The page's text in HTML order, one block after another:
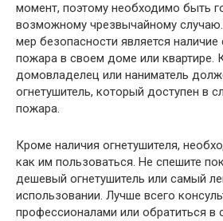
момент, поэтому необходимо быть
возможному чрезвычайному
мер безопасности является
пожара в своем доме или квартире.
домовладелец или наниматель
огнетушитель, который доступен в
пожара.
Кроме наличия огнетушителя,
как им пользоваться. Не спешите
дешевый огнетушитель или самый
использовании. Лучше всего
профессионалами или обратиться в